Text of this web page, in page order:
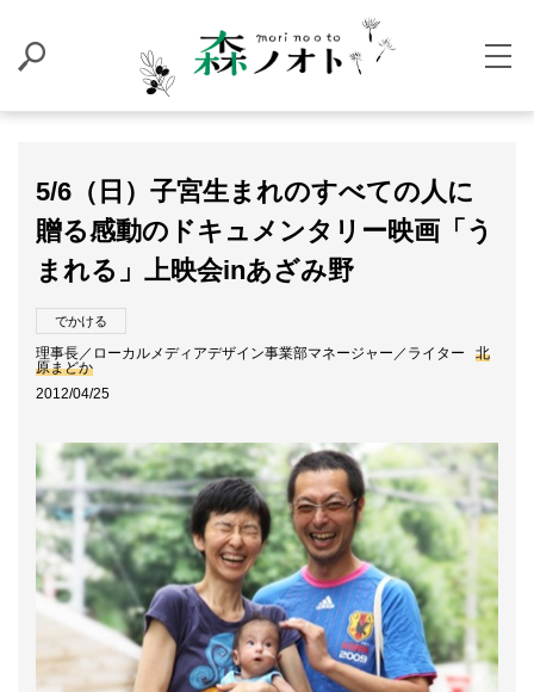
5/6（日）子宮生まれのすべての人に
贈る感動のドキュメンタリー映画「う
まれる」上映会inあざみ野
でかける
理事長／ローカルメディアデザイン事業部マネージャー／ライター
北
原まどか
2012/04/25